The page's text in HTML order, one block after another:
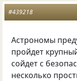
#439218
Астрономы
пройдет
сойдет с
несколько